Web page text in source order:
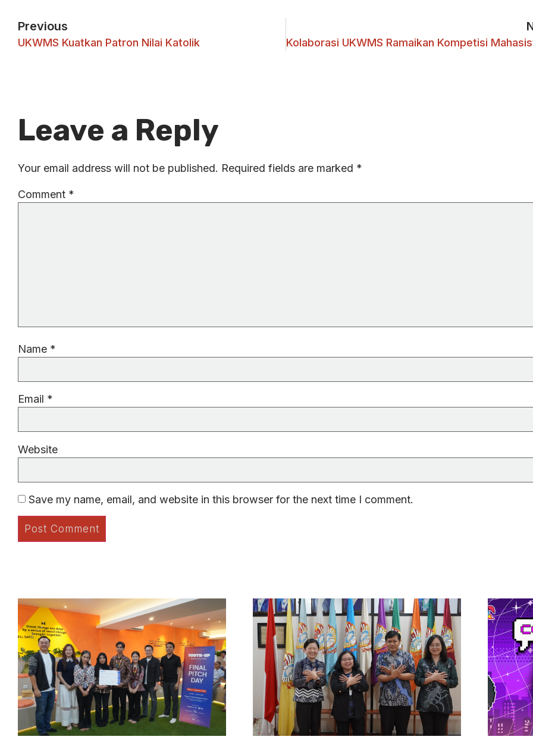
Previous
UKWMS Kuatkan Patron Nilai Katolik
Leave a Reply
Your email address will not be published. Required fields are marked *
Comment *
Name *
Email *
Website
Save my name, email, and website in this browser for the next time I comment.